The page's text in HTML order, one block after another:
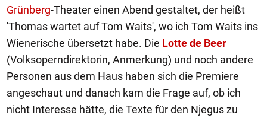
Grünberg-Theater einen Abend gestaltet, der heißt
'Thomas wartet auf Tom Waits', wo ich Tom Waits ins
Wienerische übersetzt habe. Die Lotte de Beer
(Volksoperndirektorin, Anmerkung) und noch andere
Personen aus dem Haus haben sich die Premiere
angeschaut und danach kam die Frage auf, ob ich
nicht Interesse hätte, die Texte für den Njegus zu